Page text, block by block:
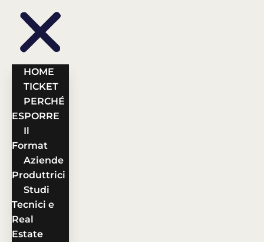
HOME
TICKET
PERCHÉ
ESPORRE
Il
Format
Aziende
Produttrici
Studi
Tecnici e
Real
Estate